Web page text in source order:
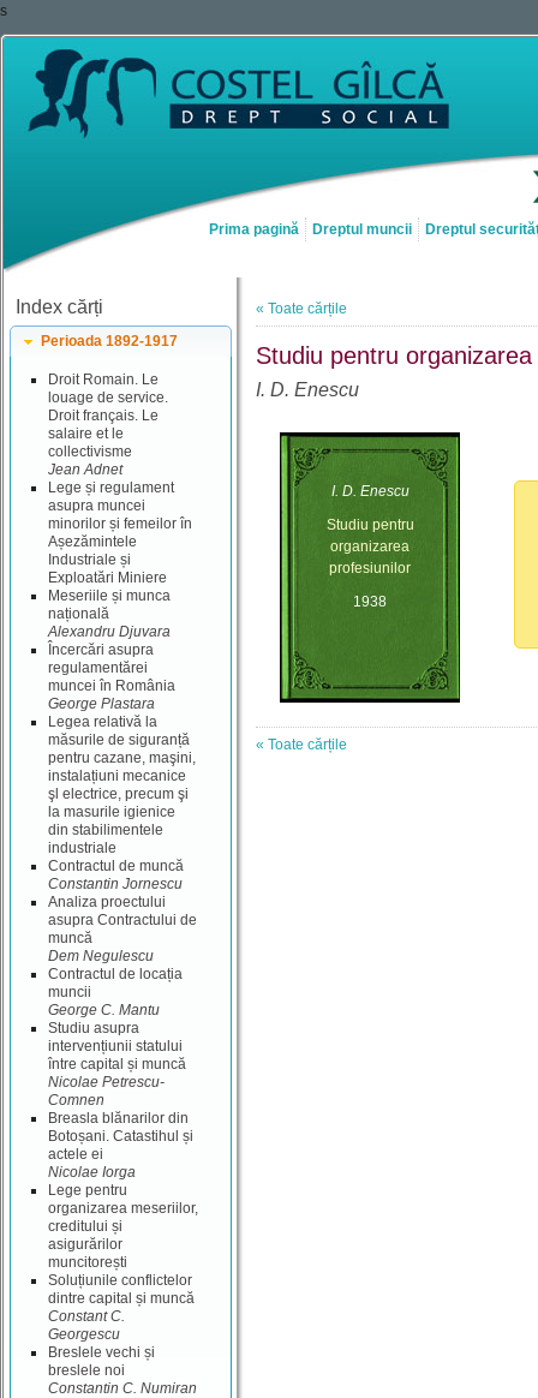
s
Prima pagină Dreptul muncii Dreptul
Index cărți
Perioada 1892-1917
Droit Romain. Le
louage de service.
Droit français. Le
salaire et le
collectivisme
Jean Adnet
Lege și regulament
asupra muncei
minorilor și femeilor în
Așezămintele
Industriale și
Exploatări Miniere
Meseriile și munca
națională
Alexandru Djuvara
Încercări asupra
regulamentărei
muncei în România
George Plastara
Legea relativă la
măsurile de siguranță
pentru cazane, maşini,
instalațiuni mecanice
şl electrice, precum şi
la masurile igienice
din stabilimentele
industriale
Contractul de muncă
Constantin Jornescu
Analiza proectului
asupra Contractului de
muncă
Dem Negulescu
Contractul de locația
muncii
George C. Mantu
Studiu asupra
intervențiunii statului
între capital și muncă
Nicolae Petrescu‐
Comnen
Breasla blănarilor din
Botoșani. Catastihul și
actele ei
Nicolae Iorga
Lege pentru
organizarea meseriilor,
creditului și
asigurărilor
muncitorești
Soluțiunile conflictelor
dintre capital și muncă
Constant C.
Georgescu
Breslele vechi și
breslele noi
Constantin C. Numiran
« Toate cărțile
Studiu pentru
I. D. Enescu
I. D. Enescu
Studiu pentru
organizarea
profesiunilor
1938
« Toate cărțile